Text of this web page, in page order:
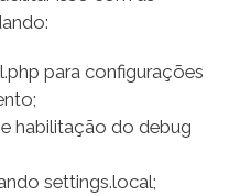
para configurações
habilitação do debug
settings.local;